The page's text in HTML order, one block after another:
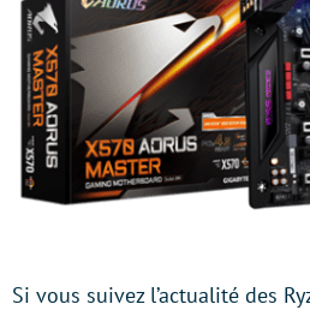
Si vous suivez l’actualité des